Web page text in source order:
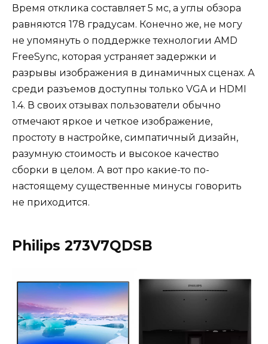
Время отклика составляет 5 мс, а углы обзора
равняются 178 градусам. Конечно же, не могу
не упомянуть о поддержке технологии AMD
FreeSync, которая устраняет задержки и
разрывы изображения в динамичных сценах. А
среди разъемов доступны только VGA и HDMI
1.4. В своих отзывах пользователи обычно
отмечают яркое и четкое изображение,
простоту в настройке, симпатичный дизайн,
разумную стоимость и высокое качество
сборки в целом. А вот про какие-то по-
настоящему существенные минусы говорить
не приходится.
Philips 273V7QDSB